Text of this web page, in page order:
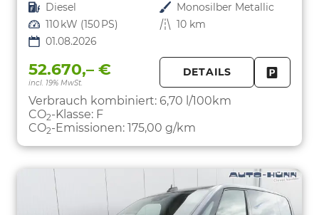
Kraftstoff Diesel Außenfarbe Monosilber Metallic
Leistung 110 kW (150 PS) Kilometerstand 10 km
01.08.2026
52.670,– €
incl. 19% MwSt.
DETAILS
Verbrauch kombiniert: 6,70 l/100km
CO2-Klasse: F
CO2-Emissionen: 175,00 g/km